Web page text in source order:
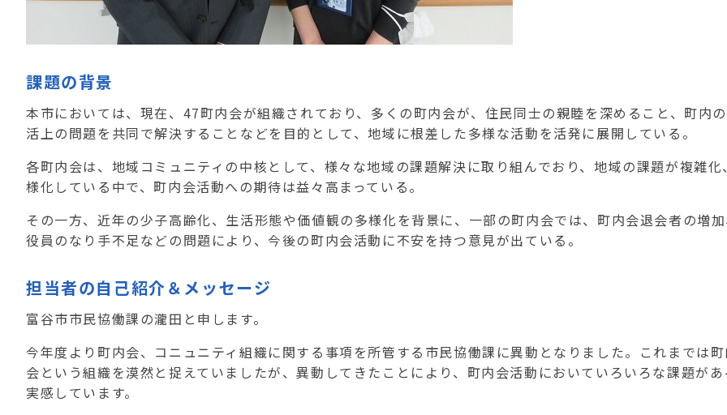
課題の背景
本市においては、現在、47町内会が組織されており、多くの町内会が、住民同士の親睦を深めること、町内
活上の問題を共同で解決することなどを目的として、地域に根差した多様な活動を活発に展開している。
各町内会は、地域コミュニティの中核として、様々な地域の課題解決に取り組んでおり、地域の課題が複雑化
様化している中で、町内会活動への期待は益々高まっている。
その一方、近年の少子高齢化、生活形態や価値観の多様化を背景に、一部の町内会では、町内会退会者の増加
役員のなり手不足などの問題により、今後の町内会活動に不安を持つ意見が出ている。
担当者の自己紹介＆メッセージ
富谷市市民協働課の瀧田と申します。
今年度より町内会、コニュニティ組織に関する事項を所管する市民協働課に異動となりました。これまでは町
会という組織を漠然と捉えていましたが、異動してきたことにより、町内会活動においていろいろな課題があ
実感しています。